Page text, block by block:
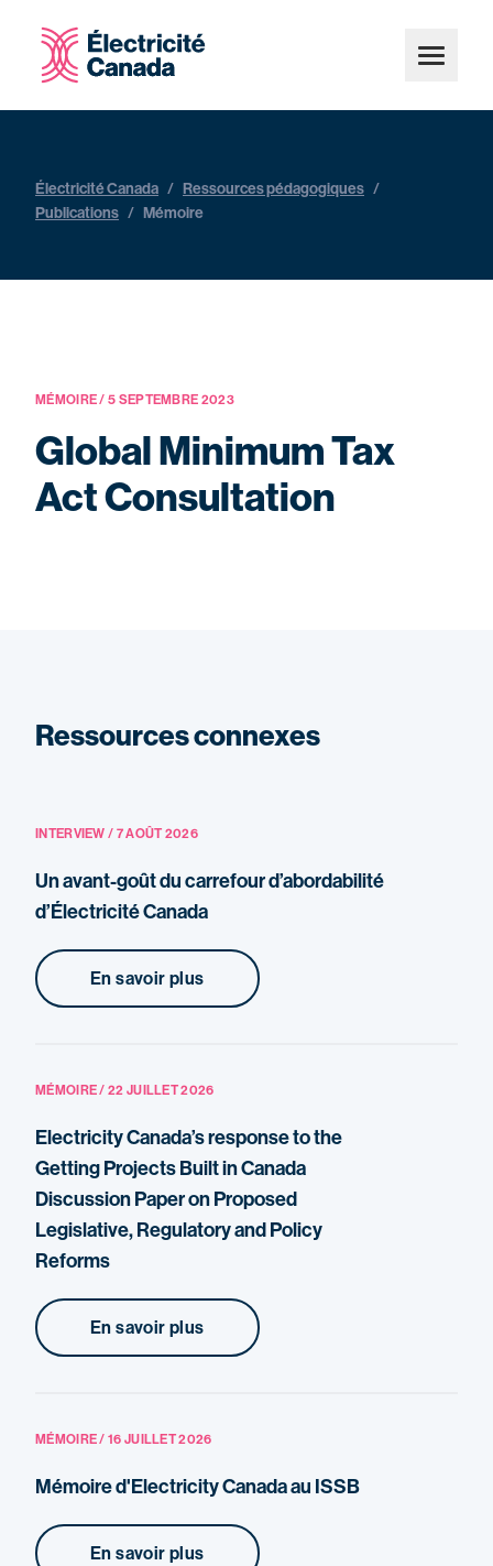
Électricité Canada / Ressources pédagogiques /
Publications / Mémoire
MÉMOIRE / 5 SEPTEMBRE 2023
Global Minimum Tax
Act Consultation
Ressources connexes
INTERVIEW / 7 AOÛT 2026
Un avant-goût du carrefour d’abordabilité
d’Électricité Canada
En savoir plus
MÉMOIRE / 22 JUILLET 2026
Electricity Canada’s response to the
Getting Projects Built in Canada
Discussion Paper on Proposed
Legislative, Regulatory and Policy
Reforms
En savoir plus
MÉMOIRE / 16 JUILLET 2026
Mémoire d'Electricity Canada au ISSB
En savoir plus